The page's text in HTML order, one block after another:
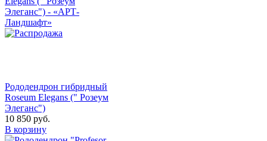
Рододендрон гибридный
Roseum Elegans (" Розеум
Элеганс")
10 850 руб.
В корзину